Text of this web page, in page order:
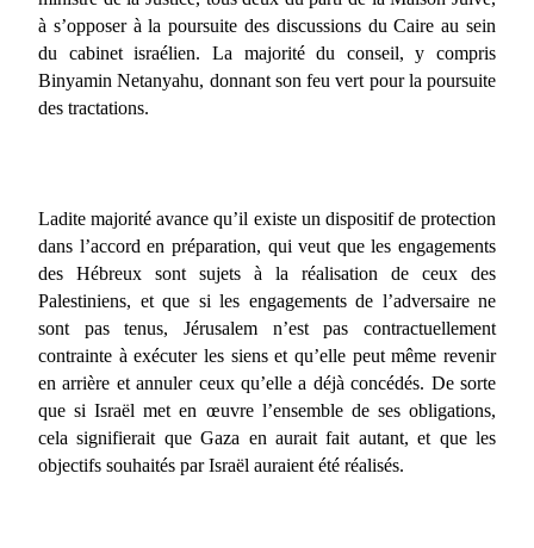
à s’opposer à la poursuite des discussions du Caire au sein
du cabinet israélien. La majorité du conseil, y compris
Binyamin Netanyahu, donnant son feu vert pour la poursuite
des tractations.
Ladite majorité avance qu’il existe un dispositif de protection
dans l’accord en préparation, qui veut que les engagements
des Hébreux sont sujets à la réalisation de ceux des
Palestiniens, et que si les engagements de l’adversaire ne
sont pas tenus, Jérusalem n’est pas contractuellement
contrainte à exécuter les siens et qu’elle peut même revenir
en arrière et annuler ceux qu’elle a déjà concédés. De sorte
que si Israël met en œuvre l’ensemble de ses obligations,
cela signifierait que Gaza en aurait fait autant, et que les
objectifs souhaités par Israël auraient été réalisés.